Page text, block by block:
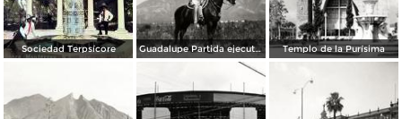
Sociedad Terpsícore Guadalupe Partida ejecutando una charrería con lazo Templo de la Purísima